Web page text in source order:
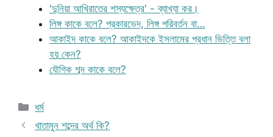
'দুনিয়া আখিরাতের শস্যক্ষেত্র' - ব্যাখ্যা কর।
লিঙ্গ কাকে বলে? প্রকারভেদ, লিঙ্গ পরিবর্তন বা…
আকাইদ কাকে বলে? আকাইদকে ইসলামের প্রধান ভিত্তি বলা
হয় কেন?
যৌগিক শব্দ কাকে বলে?
Categories
ধর্ম
খাতামুন শব্দের অর্থ কি?